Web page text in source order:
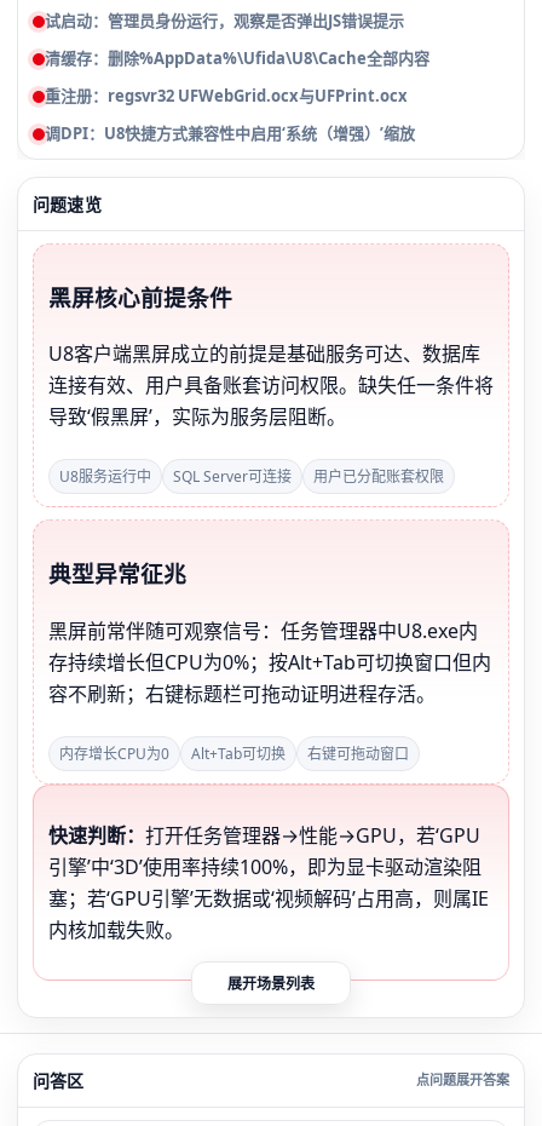
试启动：管理员身份运行，观察是否弹出JS错误提示
清缓存：删除%AppData%\Ufida\U8\Cache全部内容
重注册：regsvr32 UFWebGrid.ocx与UFPrint.ocx
调DPI：U8快捷方式兼容性中启用‘系统（增强）’缩放
问题速览
黑屏核心前提条件
U8客户端黑屏成立的前提是基础服务可达、数据库
连接有效、用户具备账套访问权限。缺失任一条件将
导致‘假黑屏’，实际为服务层阻断。
U8服务运行中 SQL Server可连接 用户已分配账套权限
典型异常征兆
黑屏前常伴随可观察信号：任务管理器中U8.exe内
存持续增长但CPU为0%；按Alt+Tab可切换窗口但内
容不刷新；右键标题栏可拖动证明进程存活。
内存增长CPU为0 Alt+Tab可切换 右键可拖动窗口
快速判断： 打开任务管理器→性能→GPU，若‘GPU
引擎’中‘3D’使用率持续100%，即为显卡驱动渲染阻
塞；若‘GPU引擎’无数据或‘视频解码’占用高，则属IE
内核加载失败。
展开场景列表
问答区